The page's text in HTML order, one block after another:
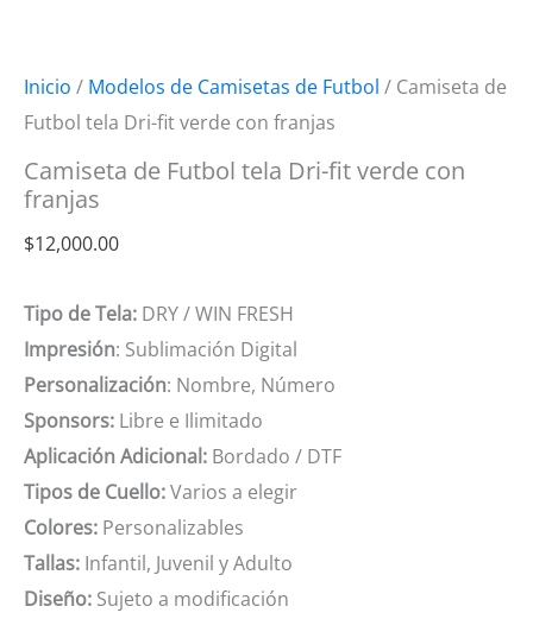
Inicio / Modelos de Camisetas de Futbol / Camiseta de
Futbol tela Dri-fit verde con franjas
Camiseta de Futbol tela Dri-fit verde con
franjas
$12,000.00
Tipo de Tela: DRY / WIN FRESH
Impresión: Sublimación Digital
Personalización: Nombre, Número
Sponsors: Libre e Ilimitado
Aplicación Adicional: Bordado / DTF
Tipos de Cuello:Varios a elegir
Colores: Personalizables
Tallas: Infantil, Juvenil y Adulto
Diseño: Sujeto a modificación